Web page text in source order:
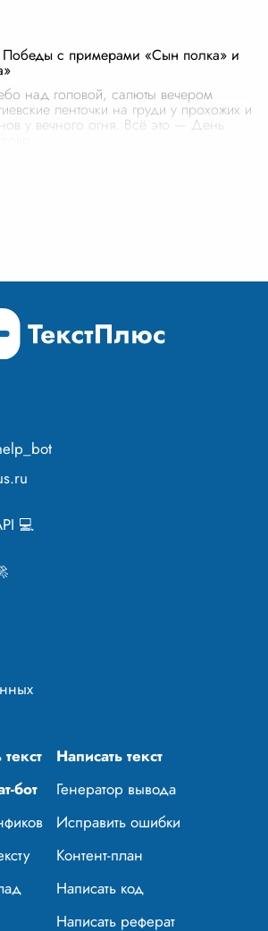
с примерами «Сын полка» и
над головой, салюты вечером
ленточки на груди у прохожих и
у вечного огня. Всё это — День
💻
Написать текст
бот
Генератор вывода
Исправить ошибки
Контент-план
Написать код
Написать реферат